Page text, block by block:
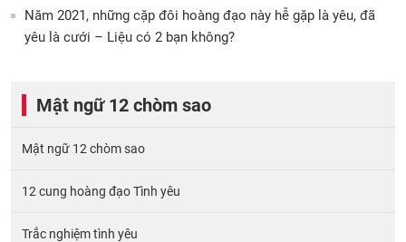
Năm 2021, những cặp đôi hoàng đạo này hễ gặp là yêu, đã
yêu là cưới – Liệu có 2 bạn không?
Mật ngữ 12 chòm sao
Mật ngữ 12 chòm sao
12 cung hoàng đạo Tình yêu
Trắc nghiệm tình yêu